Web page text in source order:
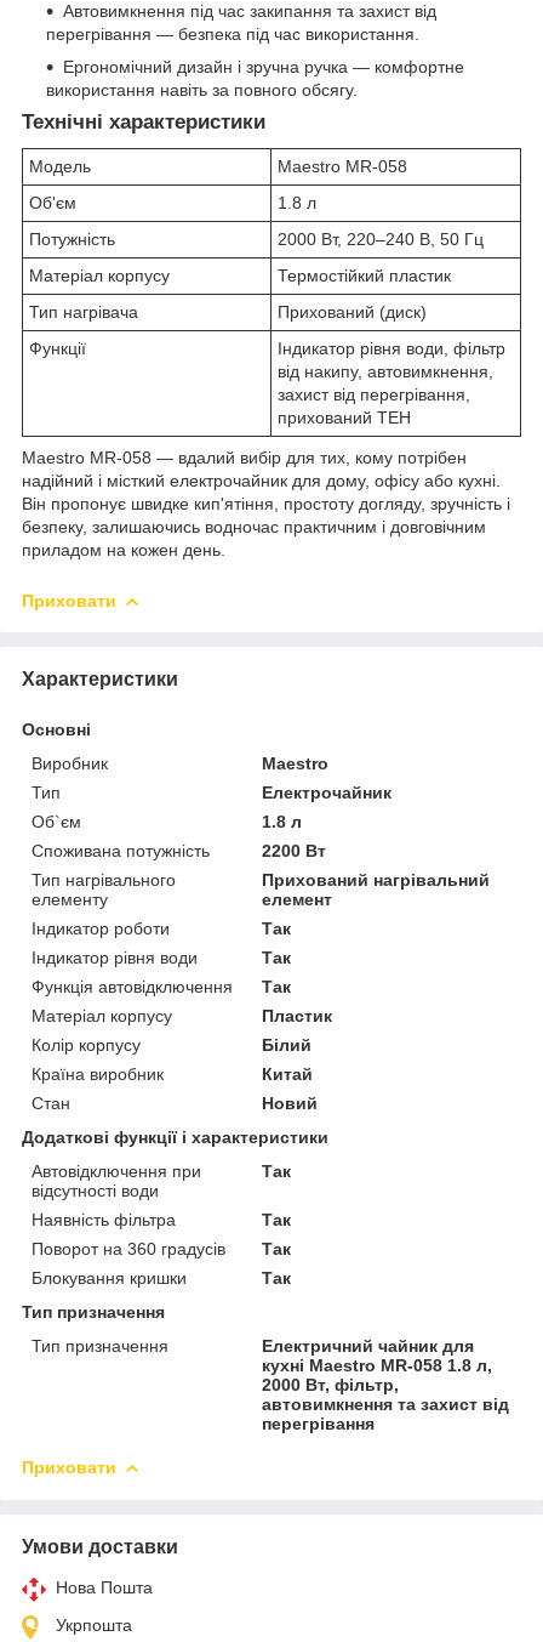
Автовимкнення під час закипання та захист від
перегрівання — безпека під час використання.
Ергономічний дизайн і зручна ручка — комфортне
використання навіть за повного обсягу.
Технічні характеристики
Модель
Maestro MR-058
Об'єм
1.8 л
Потужність
2000 Вт, 220–240 В, 50 Гц
Матеріал корпусу
Термостійкий пластик
Тип нагрівача
Прихований (диск)
Функції
Індикатор рівня води, фільтр
від накипу, автовимкнення,
захист від перегрівання,
прихований ТЕН
Maestro MR-058 — вдалий вибір для тих, кому потрібен
надійний і місткий електрочайник для дому, офісу або кухні.
Він пропонує швидке кип'ятіння, простоту догляду, зручність і
безпеку, залишаючись водночас практичним і довговічним
приладом на кожен день.
Приховати
Характеристики
Основні
Виробник
Maestro
Тип
Електрочайник
Об`єм
1.8 л
Споживана потужність
2200 Вт
Тип нагрівального
елементу
Прихований нагрівальний
елемент
Індикатор роботи
Так
Індикатор рівня води
Так
Функція автовідключення
Так
Матеріал корпусу
Пластик
Колір корпусу
Білий
Країна виробник
Китай
Стан
Новий
Додаткові функції і характеристики
Автовідключення при
відсутності води
Так
Наявність фільтра
Так
Поворот на 360 градусів
Так
Блокування кришки
Так
Тип призначення
Тип призначення
Електричний чайник для
кухні Maestro MR-058 1.8 л,
2000 Вт, фільтр,
автовимкнення та захист від
перегрівання
Приховати
Умови доставки
Нова Пошта
Укрпошта